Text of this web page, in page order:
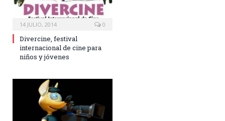
14 JULIO, 2014 0
Divercine, festival
internacional de cine para
niños y jóvenes